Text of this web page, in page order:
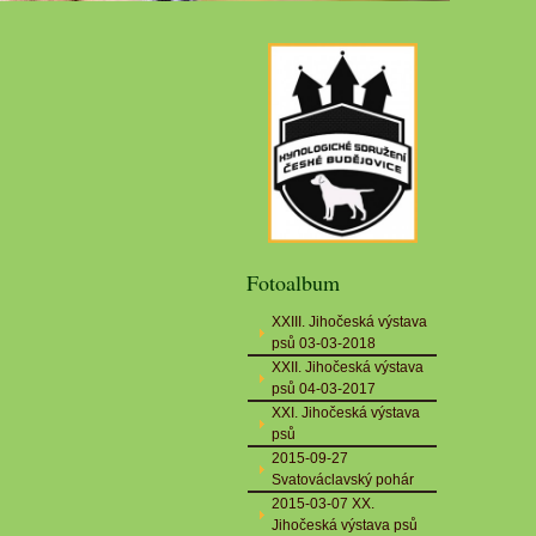
Fotoalbum
XXIII. Jihočeská výstava
psů 03-03-2018
XXII. Jihočeská výstava
psů 04-03-2017
XXI. Jihočeská výstava
psů
2015-09-27
Svatováclavský pohár
2015-03-07 XX.
Jihočeská výstava psů